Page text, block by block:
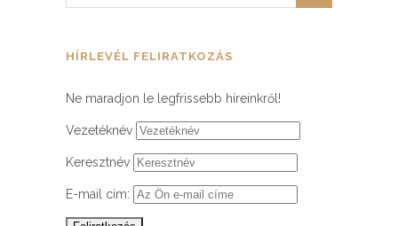
HÍRLEVÉL FELIRATKOZÁS
Ne maradjon le legfrissebb híreinkről!
Vezetéknév
Keresztnév
E-mail cím: